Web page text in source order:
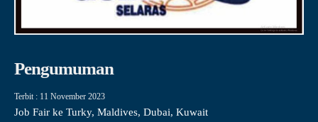
Pengumuman
Terbit : 11 November 2023
Job Fair ke Turky, Maldives, Dubai, Kuwait